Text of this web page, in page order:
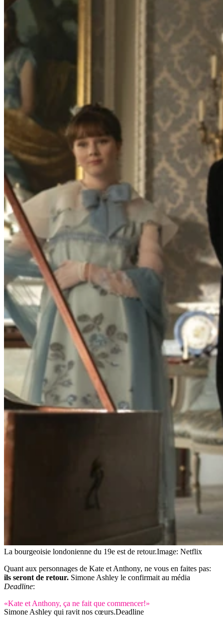
La bourgeoisie londonienne du 19e est de retour.Image: Netflix
Quant aux personnages de Kate et Anthony, ne vous en faites pas:
ils seront de retour. Simone Ashley le confirmait au média
Deadline:
«Kate et Anthony, ça ne fait que commencer!»
Simone Ashley qui ravit nos cœurs.Deadline